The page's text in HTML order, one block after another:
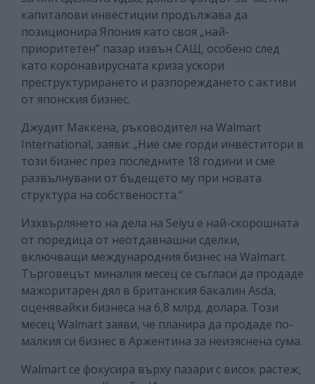
капиталови инвестиции продължава да
позиционира Япония като своя „най-
приоритетен” пазар извън САЩ, особено след
като коронавирусната криза ускори
преструктурирането и разпореждането с активи
от японския бизнес.
Джудит Маккена, ръководител на Walmart
International, заяви: „Ние сме горди инвеститори в
този бизнес през последните 18 години и сме
развълнувани от бъдещето му при новата
структура на собствеността.“
Изхвърлянето на дела на Seiyu е най-скорошната
от поредица от неотдавнашни сделки,
включващи международния бизнес на Walmart.
Търговецът миналия месец се съгласи да продаде
мажоритарен дял в британския бакалин Asda,
оценявайки бизнеса на 6,8 млрд. долара. Този
месец Walmart заяви, че планира да продаде по-
малкия си бизнес в Аржентина за неизяснена сума.
Walmart се фокусира върху пазари с висок растеж,